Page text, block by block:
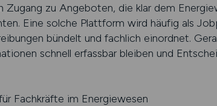
Zugang zu Angeboten, die klar dem
Eine solche Plattform wird häufig als
bündelt und fachlich einordnet.
schnell erfassbar bleiben und
Fachkräfte im Energiewesen